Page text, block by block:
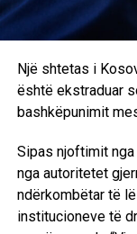
Një shtetas i
është ekstraduar
bashkëpunimit
Sipas njoftimit
nga autoritetet
ndërkombëtar të
institucioneve të